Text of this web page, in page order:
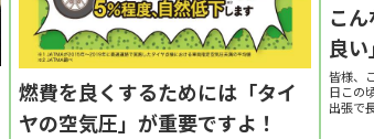
燃費を良くするためには「タイ
ヤの空気圧」が重要ですよ！
こ
良
皆様、
日この
出張で